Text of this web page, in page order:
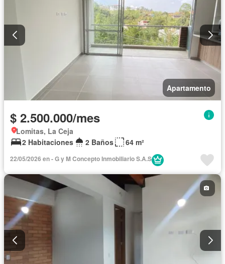
Apartamento
$ 2.500.000/mes
Lomitas, La Ceja
2 Habitaciones
2 Baños 64 m²
22/05/2026 en - G y M Concepto Inmobiliario S.A.S